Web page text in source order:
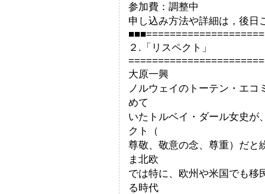
参加費：調整中
申し込み方法や詳細は，後日
２.「リスペクト」
大原一興
ノルウェイのトーテン・エ
めて
いたトルベイ・ダール女史が
クト（
尊敬、敬意の念、尊重）だと
ま北欧
では特に、欧州や米国でも移
る時代